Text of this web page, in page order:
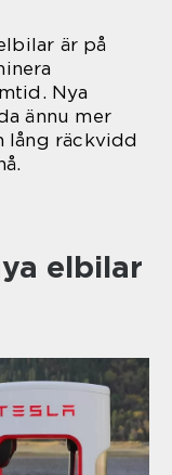
är på
Nya
ännu mer
lång räckvidd
elbilar